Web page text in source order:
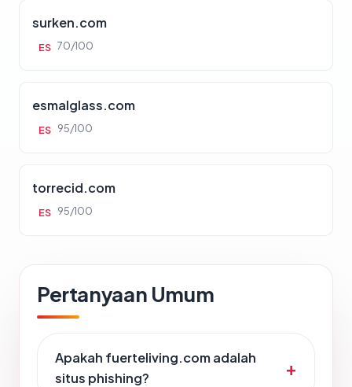
surken.com
ES 70/100
esmalglass.com
ES 95/100
torrecid.com
ES 95/100
Pertanyaan Umum
Apakah fuerteliving.com adalah
situs phishing?